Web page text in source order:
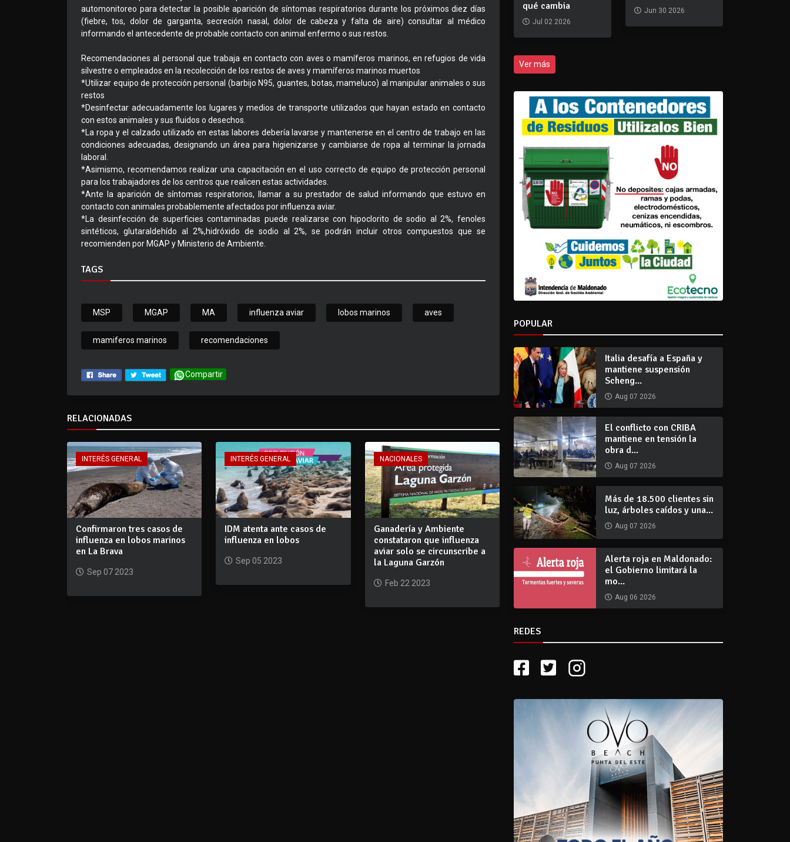
automonitoreo para detectar la posible aparición de síntomas respiratorios durante los próximos diez días
(fiebre, tos, dolor de garganta, secreción nasal, dolor de cabeza y falta de aire) consultar al médico
informando el antecedente de probable contacto con animal enfermo o sus restos.
Recomendaciones al personal que trabaja en contacto con aves o mamíferos marinos, en refugios de vida
silvestre o empleados en la recolección de los restos de aves y mamíferos marinos muertos
*Utilizar equipo de protección personal (barbijo N95, guantes, botas, mameluco) al manipular animales o sus
restos
*Desinfectar adecuadamente los lugares y medios de transporte utilizados que hayan estado en contacto
con estos animales y sus fluidos o desechos.
*La ropa y el calzado utilizado en estas labores debería lavarse y mantenerse en el centro de trabajo en las
condiciones adecuadas, designando un área para higienizarse y cambiarse de ropa al terminar la jornada
laboral.
*Asimismo, recomendamos realizar una capacitación en el uso correcto de equipo de protección personal
para los trabajadores de los centros que realicen estas actividades.
*Ante la aparición de síntomas respiratorios, llamar a su prestador de salud informando que estuvo en
contacto con animales probablemente afectados por influenza aviar.
*La desinfección de superficies contaminadas puede realizarse con hipoclorito de sodio al 2%, fenoles
sintéticos, glutaraldehído al 2%,hidróxido de sodio al 2%, se podrán incluir otros compuestos que se
recomienden por MGAP y Ministerio de Ambiente.
TAGS
MSP MGAP MA influenza aviar lobos marinos aves
mamiferos marinos recomendaciones
Compartir
RELACIONADAS
INTERÉS GENERAL
Confirmaron tres casos de
influenza en lobos marinos
en La Brava
Sep 07 2023
INTERÉS GENERAL
IDM atenta ante casos de
influenza en lobos
Sep 05 2023
NACIONALES
Ganadería y Ambiente
constataron que influenza
aviar solo se circunscribe a
la Laguna Garzón
Feb 22 2023
qué cambia
Jul 02 2026
Jun 30 2026
Ver más
POPULAR
Italia desafía a España y
mantiene suspensión
Scheng...
Aug 07 2026
El conflicto con CRIBA
mantiene en tensión la
obra d...
Aug 07 2026
Más de 18.500 clientes sin
luz, árboles caídos y una...
Aug 07 2026
Alerta roja en Maldonado:
el Gobierno limitará la
mo...
Aug 06 2026
REDES